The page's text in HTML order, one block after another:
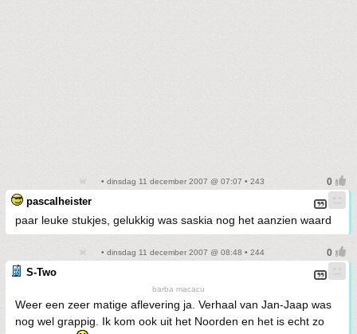
• dinsdag 11 december 2007 @ 07:07 • 243
pascalheister
paar leuke stukjes, gelukkig was saskia nog het aanzien waard
• dinsdag 11 december 2007 @ 08:48 • 244
S-Two
barba macacu
Weer een zeer matige aflevering ja. Verhaal van Jan-Jaap was
nog wel grappig. Ik kom ook uit het Noorden en het is echt zo